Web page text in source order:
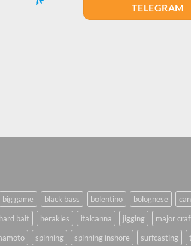
TELEGRAM
big game black bass bolentino bolognese
hard bait herakles italcanna jigging
major
spinning spinning inshore surfcasting